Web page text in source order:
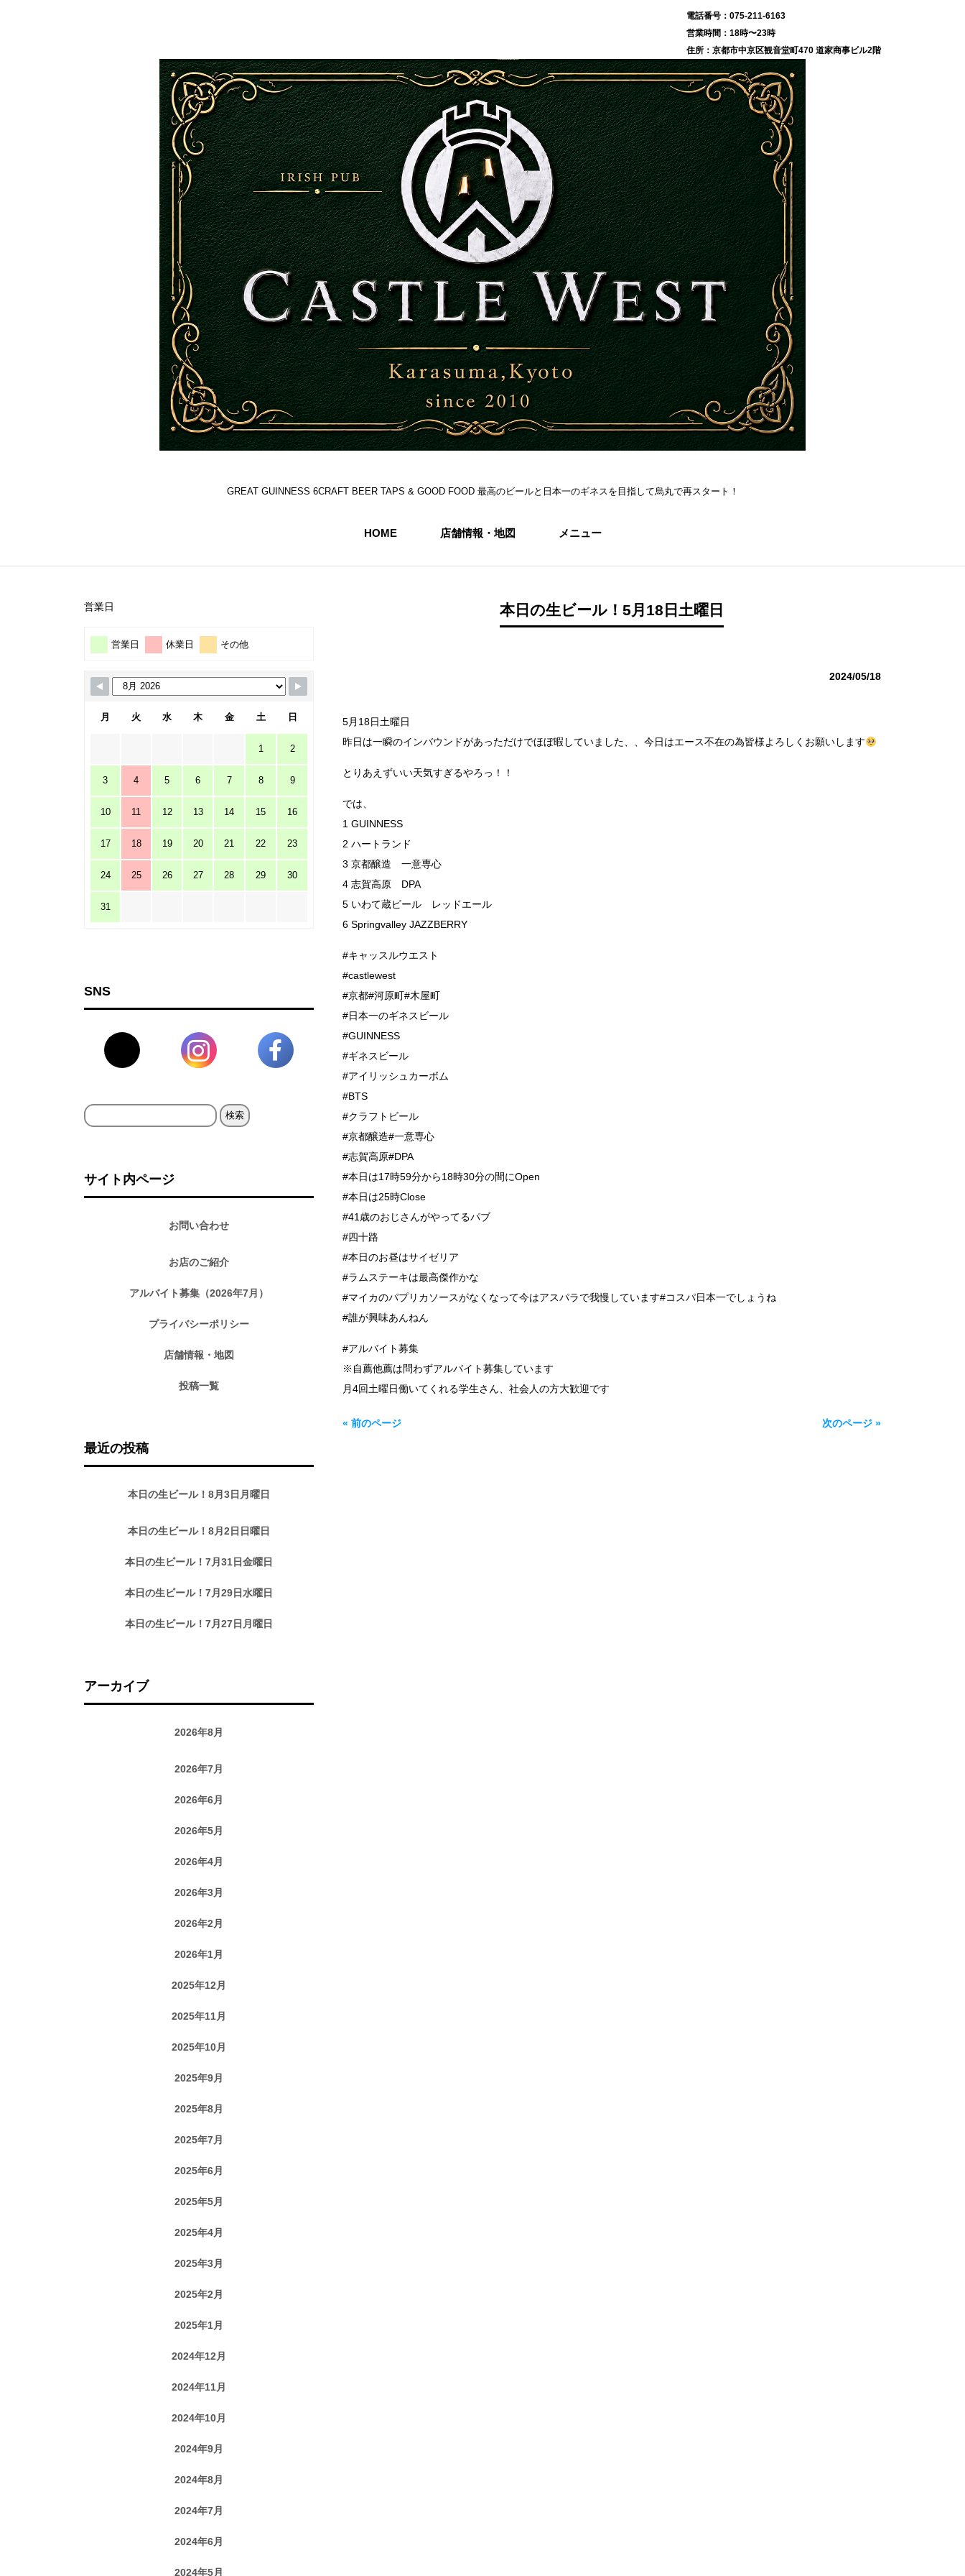
075-211-6163
18時〜23時
京都市中京区観音堂町470 道家商事ビル2階
GREAT GUINNESS 6CRAFT BEER TAPS & GOOD FOOD 最高のビールと日本一のギネスを目指して烏丸で再スタート！
HOME 店舗情報・地図 メニュー
本日の生ビール！5月18日土曜日
2024/05/18
5月18日土曜日
昨日は一瞬のインバウンドがあっただけでほぼ暇していました、、今日はエース不在の為皆様よろしくお願いします
とりあえずいい天気すぎるやろっ！！
では、
1 GUINNESS
2 ハートランド
3 京都醸造 一意専心
4 志賀高原 DPA
5 いわて蔵ビール レッドエール
6 Springvalley JAZZBERRY
#キャッスルウエスト
#castlewest
#京都#河原町#木屋町
#日本一のギネスビール
#GUINNESS
#ギネスビール
#アイリッシュカーボム
#BTS
#クラフトビール
#京都醸造#一意専心
#志賀高原#DPA
#本日は17時59分から18時30分の間にOpen
#本日は25時Close
#41歳のおじさんがやってるパブ
#四十路
#本日のお昼はサイゼリア
#ラムステーキは最高傑作かな
#マイカのパプリカソースがなくなって今はアスパラで我慢しています#コスパ日本一でしょうね
#誰が興味あんねん
#アルバイト募集
※自薦他薦は問わずアルバイト募集しています
月4回土曜日働いてくれる学生さん、社会人の方大歓迎です
« 前のページ 次のページ »
営業日
営業日 休業日 その他
月 火 水 木 金 土 日
1 2
3 4 5 6 7 8 9
10 11 12 13 14 15 16
17 18 19 20 21 22 23
24 25 26 27 28 29 30
31
SNS
検
サイト内ページ
お問い合わせ
お店のご紹介
アルバイト募集（2026年7月）
プライバシーポリシー
店舗情報・地図
投稿一覧
最近の投稿
本日の生ビール！8月3日月曜日
本日の生ビール！8月2日日曜日
本日の生ビール！7月31日金曜日
本日の生ビール！7月29日水曜日
本日の生ビール！7月27日月曜日
アーカイブ
2026年8月
2026年7月
2026年6月
2026年5月
2026年4月
2026年3月
2026年2月
2026年1月
2025年12月
2025年11月
2025年10月
2025年9月
2025年8月
2025年7月
2025年6月
2025年5月
2025年4月
2025年3月
2025年2月
2025年1月
2024年12月
2024年11月
2024年10月
2024年9月
2024年8月
2024年7月
2024年6月
2024年5月